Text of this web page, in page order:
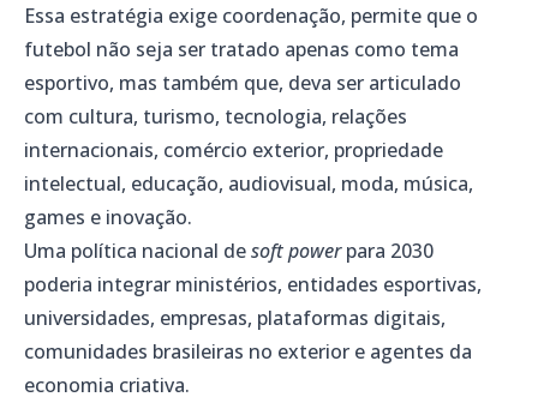
Essa estratégia exige coordenação, permite que o
futebol não seja ser tratado apenas como tema
esportivo, mas também que, deva ser articulado
com cultura, turismo, tecnologia, relações
internacionais, comércio exterior, propriedade
intelectual, educação, audiovisual, moda, música,
games e inovação.
Uma política nacional desoft powerpara 2030
poderia integrar ministérios, entidades esportivas,
universidades, empresas, plataformas digitais,
comunidades brasileiras no exterior e agentes da
economia criativa.